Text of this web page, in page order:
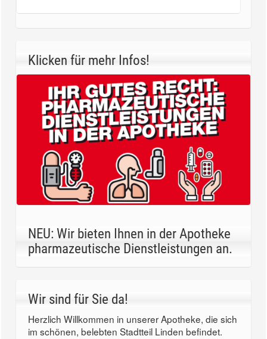
Klicken für mehr Infos!
NEU: Wir bieten Ihnen in der Apotheke
pharmazeutische Dienstleistungen an.
Wir sind für Sie da!
Herzlich Willkommen in unserer Apotheke, die sich
im schönen, belebten Stadtteil Linden befindet.